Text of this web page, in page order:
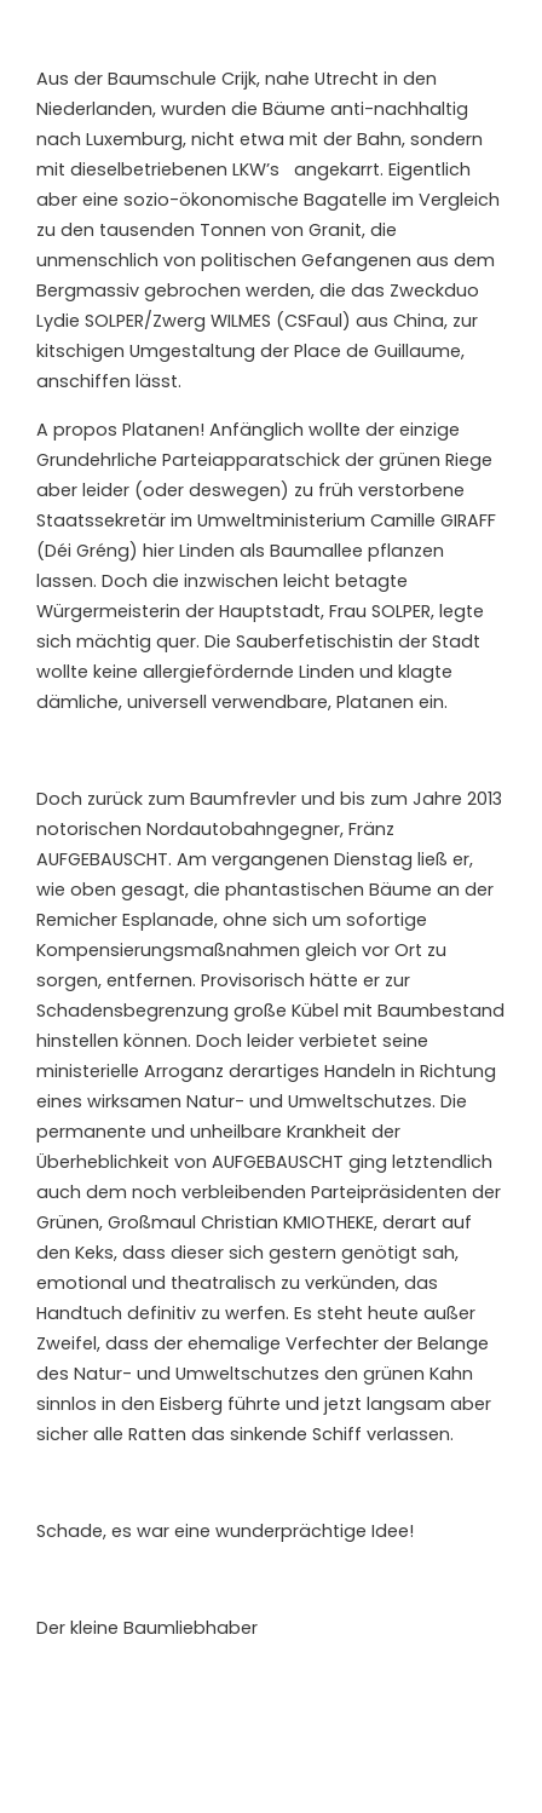
Aus der Baumschule Crijk, nahe Utrecht in den
Niederlanden, wurden die Bäume anti-nachhaltig
nach Luxemburg, nicht etwa mit der Bahn, sondern
mit dieselbetriebenen LKW’s angekarrt. Eigentlich
aber eine sozio-ökonomische Bagatelle im Vergleich
zu den tausenden Tonnen von Granit, die
unmenschlich von politischen Gefangenen aus dem
Bergmassiv gebrochen werden, die das Zweckduo
Lydie SOLPER/Zwerg WILMES (CSFaul) aus China, zur
kitschigen Umgestaltung der Place de Guillaume,
anschiffen lässt.
A propos Platanen! Anfänglich wollte der einzige
Grundehrliche Parteiapparatschick der grünen Riege
aber leider (oder deswegen) zu früh verstorbene
Staatssekretär im Umweltministerium Camille GIRAFF
(Déi Gréng) hier Linden als Baumallee pflanzen
lassen. Doch die inzwischen leicht betagte
Würgermeisterin der Hauptstadt, Frau SOLPER, legte
sich mächtig quer. Die Sauberfetischistin der Stadt
wollte keine allergiefördernde Linden und klagte
dämliche, universell verwendbare, Platanen ein.
Doch zurück zum Baumfrevler und bis zum Jahre 2013
notorischen Nordautobahngegner, Fränz
AUFGEBAUSCHT. Am vergangenen Dienstag ließ er,
wie oben gesagt, die phantastischen Bäume an der
Remicher Esplanade, ohne sich um sofortige
Kompensierungsmaßnahmen gleich vor Ort zu
sorgen, entfernen. Provisorisch hätte er zur
Schadensbegrenzung große Kübel mit Baumbestand
hinstellen können. Doch leider verbietet seine
ministerielle Arroganz derartiges Handeln in Richtung
eines wirksamen Natur- und Umweltschutzes. Die
permanente und unheilbare Krankheit der
Überheblichkeit von AUFGEBAUSCHT ging letztendlich
auch dem noch verbleibenden Parteipräsidenten der
Grünen, Großmaul Christian KMIOTHEKE, derart auf
den Keks, dass dieser sich gestern genötigt sah,
emotional und theatralisch zu verkünden, das
Handtuch definitiv zu werfen. Es steht heute außer
Zweifel, dass der ehemalige Verfechter der Belange
des Natur- und Umweltschutzes den grünen Kahn
sinnlos in den Eisberg führte und jetzt langsam aber
sicher alle Ratten das sinkende Schiff verlassen.
Schade, es war eine wunderprächtige Idee!
Der kleine Baumliebhaber